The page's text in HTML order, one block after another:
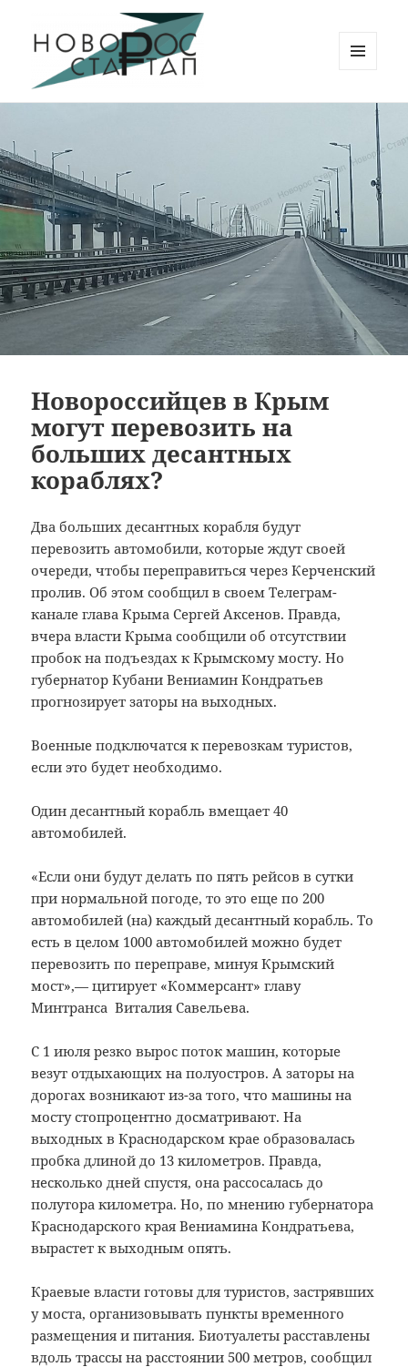
ВИДЖЕТЫ
Новороссийцев в Крым
могут перевозить на
больших десантных
кораблях?
Два больших десантных корабля будут
перевозить автомобили, которые ждут своей
очереди, чтобы переправиться через Керченский
пролив. Об этом сообщил в своем Телеграм-
канале глава Крыма Сергей Аксенов. Правда,
вчера власти Крыма сообщили об отсутствии
пробок на подъездах к Крымскому мосту. Но
губернатор Кубани Вениамин Кондратьев
прогнозирует заторы на выходных.
Военные подключатся к перевозкам туристов,
если это будет необходимо.
Один десантный корабль вмещает 40
автомобилей.
«Если они будут делать по пять рейсов в сутки
при нормальной погоде, то это еще по 200
автомобилей (на) каждый десантный корабль. То
есть в целом 1000 автомобилей можно будет
перевозить по переправе, минуя Крымский
мост»,— цитирует «Коммерсант» главу
Минтранса Виталия Савельева.
С 1 июля резко вырос поток машин, которые
везут отдыхающих на полуостров. А заторы на
дорогах возникают из-за того, что машины на
мосту стопроцентно досматривают. На
выходных в Краснодарском крае образовалась
пробка длиной до 13 километров. Правда,
несколько дней спустя, она рассосалась до
полутора километра. Но, по мнению губернатора
Краснодарского края Вениамина Кондратьева,
вырастет к выходным опять.
Краевые власти готовы для туристов, застрявших
у моста, организовывать пункты временного
размещения и питания. Биотуалеты расставлены
вдоль трассы на расстоянии 500 метров, сообщил